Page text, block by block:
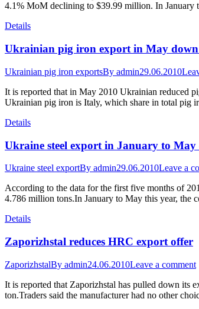
4.1% MoM declining to $39.99 million. In January
Details
Ukrainian pig iron export in May
Ukrainian pig iron exportsBy admin29.06.2010
It is reported that in May 2010 Ukrainian reduced
Ukrainian pig iron is Italy, which share in total pig
Details
Ukraine steel export in January to
Ukraine steel exportBy admin29.06.2010Leave a
According to the data for the first five months of
4.786 million tons.In January to May this year,
Details
Zaporizhstal reduces HRC export offer
ZaporizhstalBy admin24.06.2010Leave a comment
It is reported that Zaporizhstal has pulled down its
ton.Traders said the manufacturer had no other